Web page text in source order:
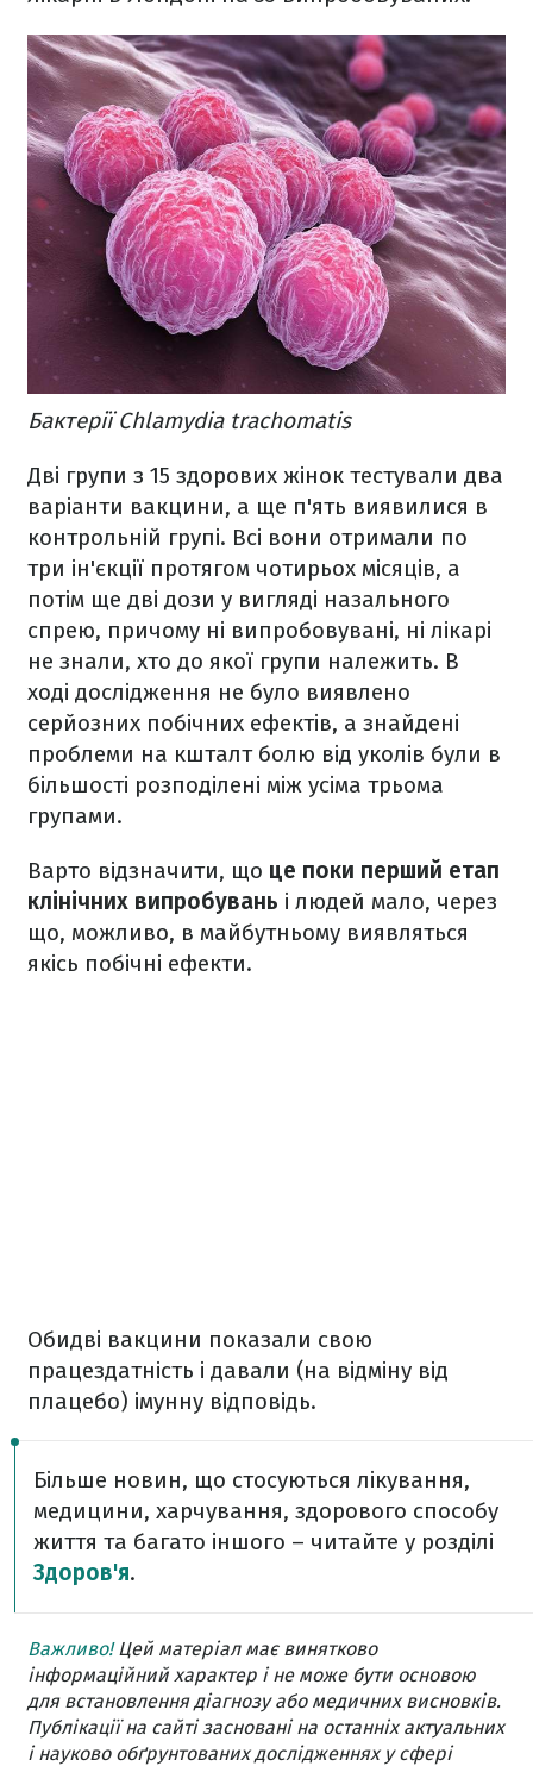
Бактерії Chlamydia trachomatis
Дві групи з 15 здорових жінок тестували два
варіанти вакцини, а ще п'ять виявилися в
контрольній групі. Всі вони отримали по
три ін'єкції протягом чотирьох місяців, а
потім ще дві дози у вигляді назального
спрею, причому ні випробовувані, ні лікарі
не знали, хто до якої групи належить. В
ході дослідження не було виявлено
серйозних побічних ефектів, а знайдені
проблеми на кшталт болю від уколів були в
більшості розподілені між усіма трьома
групами.
Варто відзначити, що це поки перший етап
клінічних випробувань і людей мало, через
що, можливо, в майбутньому виявляться
якісь побічні ефекти.
Обидві вакцини показали свою
працездатність і давали (на відміну від
плацебо) імунну відповідь.
Більше новин, що стосуються лікування,
медицини, харчування, здорового способу
життя та багато іншого – читайте у розділі
Здоров'я.
Важливо!Цей матеріал має винятково
інформаційний характер і не може бути основою
для встановлення діагнозу або медичних висновків.
Публікації на сайті засновані на останніх актуальних
і науково обґрунтованих дослідженнях у сфері